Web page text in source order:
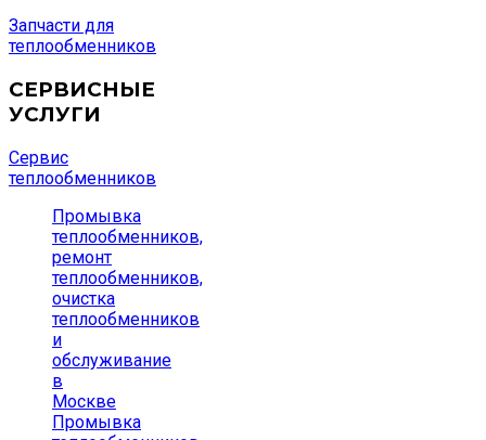
Запчасти для
теплообменников
СЕРВИСНЫЕ
УСЛУГИ
Сервис
теплообменников
Промывка
теплообменников,
ремонт
теплообменников,
очистка
теплообменников
и
обслуживание
в
Москве
Промывка